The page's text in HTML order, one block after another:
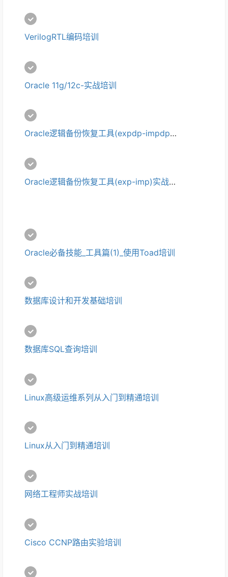
VerilogRTL编码培训
Oracle 11g/12c-实战培训
Oracle逻辑备份恢复工具(expdp-impdp)实战培训
Oracle逻辑备份恢复工具(exp-imp)实战培训
Oracle必备技能_工具篇(1)_使用Toad培训
数据库设计和开发基础培训
数据库SQL查询培训
Linux高级运维系列从入门到精通培训
Linux从入门到精通培训
网络工程师实战培训
Cisco CCNP路由实验培训